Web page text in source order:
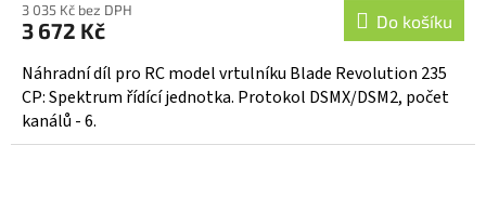
3 035 Kč bez DPH
3 672 Kč Do košíku
Náhradní díl pro RC model vrtulníku Blade Revolution 235
CP: Spektrum řídící jednotka. Protokol DSMX/DSM2, počet
kanálů - 6.